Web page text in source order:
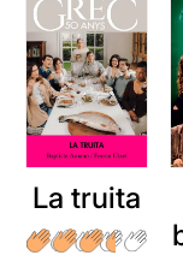
La truita